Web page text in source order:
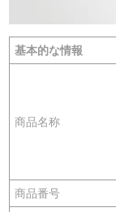
基本的な情報
商品名称
商品番号